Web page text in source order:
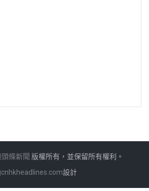
條新聞 版權所有，並保留所有權利。
cnhkheadlines.com設計